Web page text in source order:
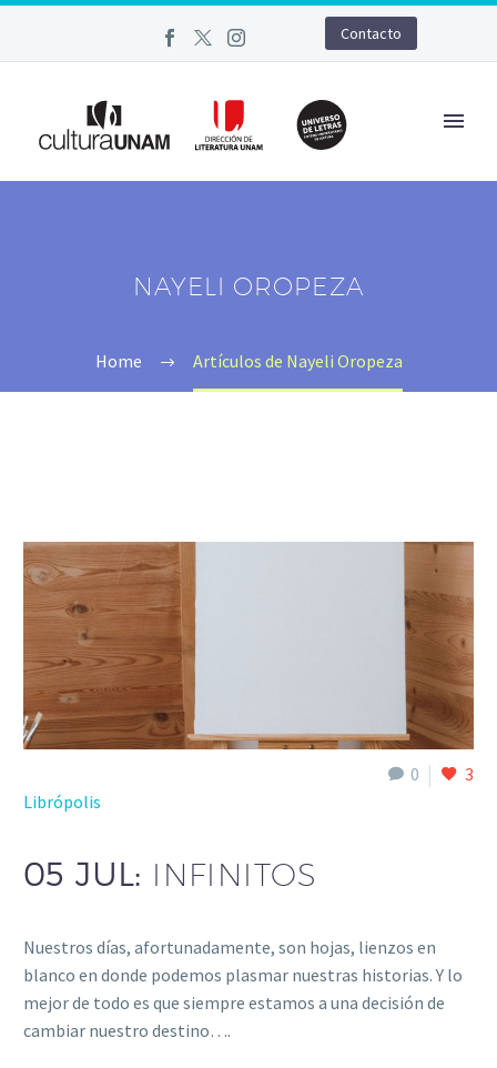
Contacto
NAYELI OROPEZA
Home Artículos de Nayeli Oropeza
0
3
Librópolis
05 JUL: INFINITOS
Nuestros días, afortunadamente, son hojas, lienzos en
blanco en donde podemos plasmar nuestras historias. Y lo
mejor de todo es que siempre estamos a una decisión de
cambiar nuestro destino….